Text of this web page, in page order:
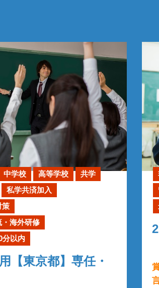
中学校 高等学校
共学
私学共済加入
策
・海外研修
分以内
【東京都】専任・